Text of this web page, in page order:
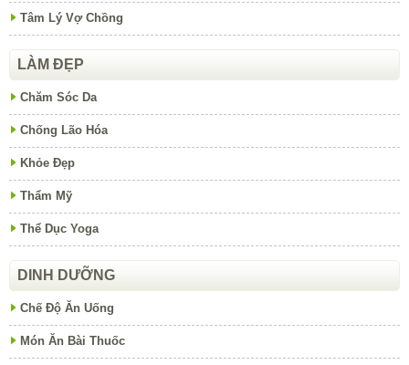
Tâm Lý Vợ Chồng
LÀM ĐẸP
Chăm Sóc Da
Chống Lão Hóa
Khỏe Đẹp
Thẩm Mỹ
Thể Dục Yoga
DINH DƯỠNG
Chế Độ Ăn Uống
Món Ăn Bài Thuốc